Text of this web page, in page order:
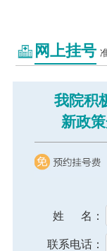
网上挂号
我院积
新政
姓 名：
联系电话：